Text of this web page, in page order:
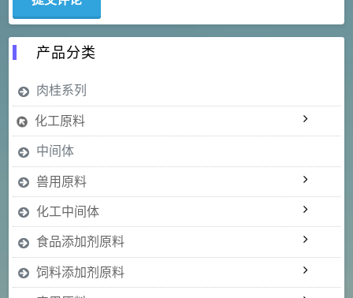
产品分类
肉桂系列
化工原料
中间体
兽用原料
化工中间体
食品添加剂原料
饲料添加剂原料